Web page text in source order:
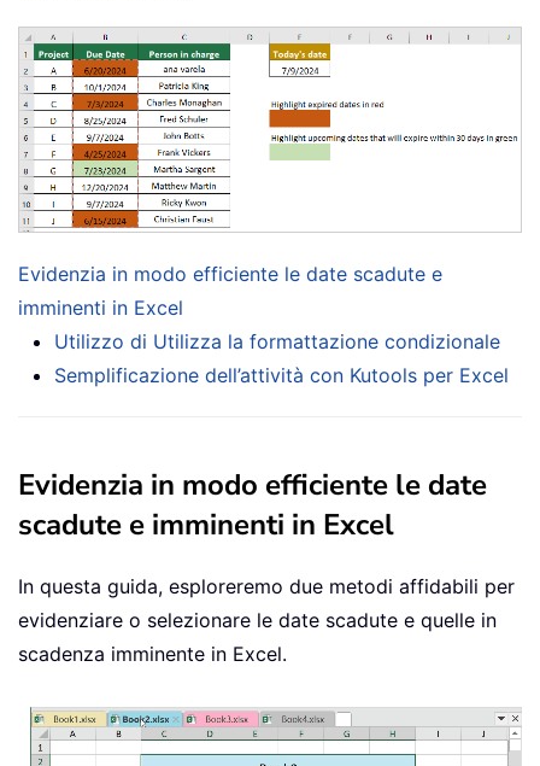
Evidenzia in modo efficiente le date scadute e
imminenti in Excel
Utilizzo di Utilizza la formattazione condizionale
Semplificazione dell’attività con Kutools per Excel
Evidenzia in modo efficiente le date
scadute e imminenti in Excel
In questa guida, esploreremo due metodi affidabili per
evidenziare o selezionare le date scadute e quelle in
scadenza imminente in Excel.